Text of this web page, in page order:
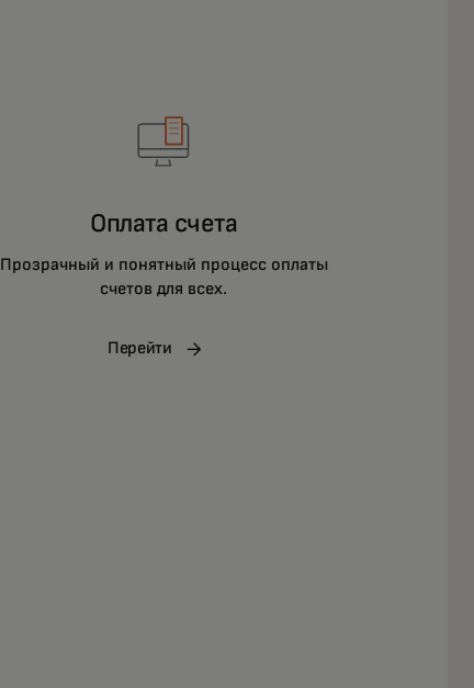
Оплата счета
Прозрачный и понятный процесс оплаты
счетов для всех.
Перейти